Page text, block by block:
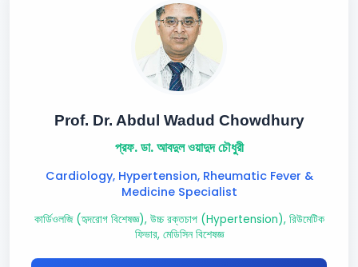
Prof. Dr. Abdul Wadud Chowdhury
প্রফ. ডা. আবদুল ওয়াদুদ চৌধুরী
Cardiology, Hypertension, Rheumatic Fever &
Medicine Specialist
কার্ডিওলজি (হৃদরোগ বিশেষজ্ঞ), উচ্চ রক্তচাপ (Hypertension), রিউমেটিক
ফিভার, মেডিসিন বিশেষজ্ঞ